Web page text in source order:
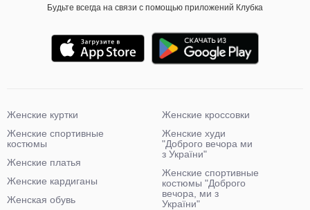
Будьте всегда на связи с помощью приложений Клубка
Женские куртки
Женские спортивные
костюмы
Женские платья
Женские кардиганы
Женская обувь
Женские кроссовки
Женские худи
"Доброго вечора ми
з України"
Женские спортивные
костюмы "Доброго
вечора, ми з
України"